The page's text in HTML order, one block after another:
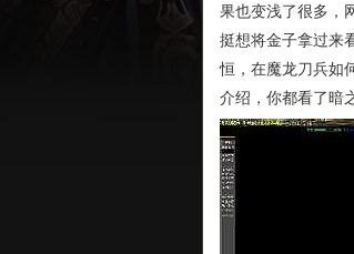
果也变浅了很多，
挺想将金子拿过来
恒，在魔龙刀兵如
介绍，你都看了暗